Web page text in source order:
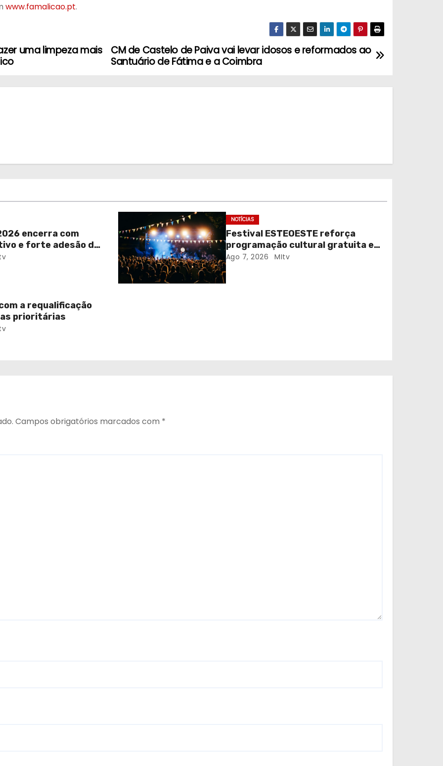
www.famalicao.pt.
CM de Castelo de Paiva vai levar idosos e reformados ao
Santuário de Fátima e a Coimbra
uma limpeza mais
encerra com
e forte adesão da
NOTÍCIAS
Festival ESTEOESTE reforça
programação cultural gratuita em
Braga
Ago 7, 2026 MItv
a requalificação
prioritárias
Campos obrigatórios marcados com *